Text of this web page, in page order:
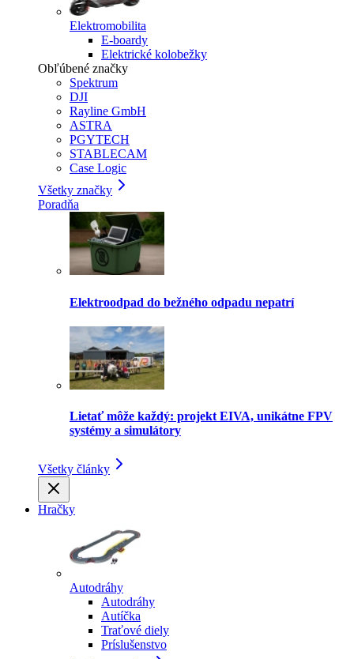
Elektromobilita
E-boardy
Elektrické kolobežky
Obľúbené značky
Spektrum
DJI
Rayline GmbH
ASTRA
PGYTECH
STABLECAM
Case Logic
Všetky značky
Poradňa
Elektroodpad do bežného odpadu nepatrí
Lietať môže každý: projekt EIVA, unikátne FPV
systémy a simulátory
Všetky články
Hračky
Autodráhy
Autodráhy
Autíčka
Traťové diely
Príslušenstvo